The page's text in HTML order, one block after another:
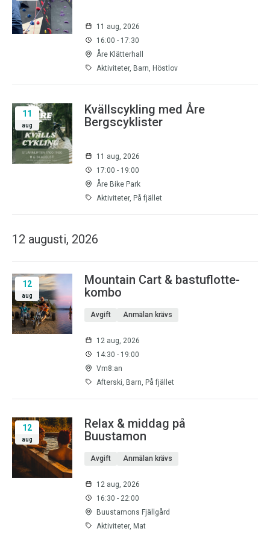
11 aug, 2026
16:00 - 17:30
Åre Klätterhall
Aktiviteter, Barn, Höstlov
11
aug
Kvällscykling med Åre
Bergscyklister
11 aug, 2026
17:00 - 19:00
Åre Bike Park
Aktiviteter, På fjället
12 augusti, 2026
12
aug
Mountain Cart & bastuflotte-
kombo
Avgift Anmälan krävs
12 aug, 2026
14:30 - 19:00
Vm8:an
Afterski, Barn, På fjället
12
aug
Relax & middag på
Buustamon
Avgift Anmälan krävs
12 aug, 2026
16:30 - 22:00
Buustamons Fjällgård
Aktiviteter, Mat